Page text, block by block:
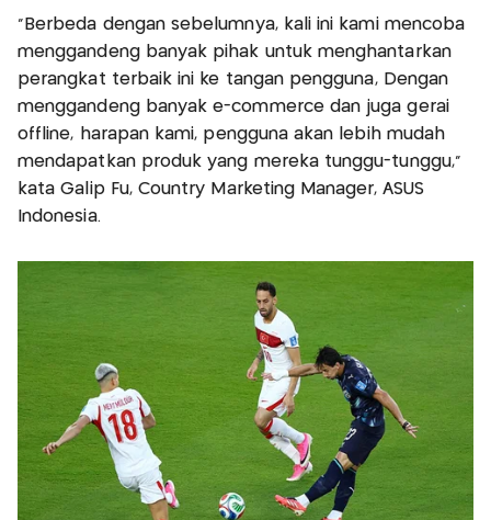
“Berbeda dengan sebelumnya, kali ini kami mencoba
menggandeng banyak pihak untuk menghantarkan
perangkat terbaik ini ke tangan pengguna, Dengan
menggandeng banyak e-commerce dan juga gerai
offline, harapan kami, pengguna akan lebih mudah
mendapatkan produk yang mereka tunggu-tunggu,”
kata Galip Fu, Country Marketing Manager, ASUS
Indonesia.